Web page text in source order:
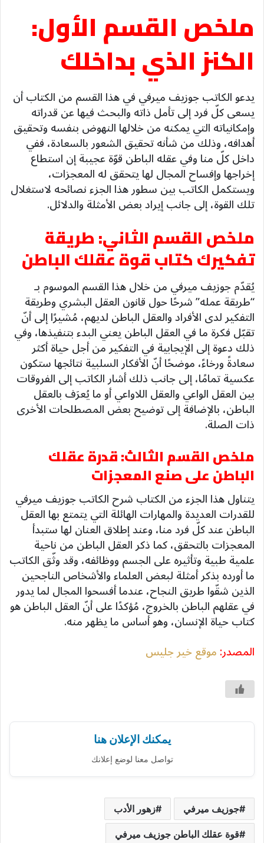
ملخص القسم الأول:
الكنز الذي بداخلك
يدعو الكاتب جوزيف ميرفي في هذا القسم من الكتاب أن
يسعى كلّ فرد إلى تأمل ذاته والبحث فيها عن قدراته
وإمكانياته التي يمكنه من خلالها النهوض بنفسه وتحقيق
أهدافه، وذلك من شأنه تحقيق الشعور بالسعادة، ففي
داخل كلّ منا وفي عقله الباطن قوّة عجيبة إن استطاع
إخراجها وإفساح المجال لها يتحقق له المعجزات،
ويستكمل الكاتب بين سطور هذا الجزء نصائحه لاستغلال
تلك القوة، إلى جانب إيراد بعض الأمثلة والدلائل.
ملخص القسم الثاني: طريقة
تفكيرك كتاب قوة عقلك الباطن
يُقدّم جوزيف ميرفي من خلال هذا القسم الموسوم بـ
“طريقة عمله” شرحًا حول قانون العقل البشري وطريقة
التفكير لدى الأفراد والعقل الباطن لديهم، مُشيرًا إلى أنّ
تقبّل فكرة ما في العقل الباطن يعني البدء بتنفيذها، وفي
ذلك دعوة إلى الإيجابية في التفكير من أجل حياة أكثر
سعادةً ورخاءً، موضحًا أنّ الأفكار السلبية نتائجها ستكون
عكسية تمامًا، إلى جانب ذلك أشار الكاتب إلى الفروقات
بين العقل الواعي والعقل اللاواعي أو ما يُعرَف بالعقل
الباطن، بالإضافة إلى توضيح بعض المصطلحات الأخرى
ذات الصلة.
ملخص القسم الثالث: قدرة عقلك
الباطن على صنع المعجزات
يتناول هذا الجزء من الكتاب شرح الكاتب جوزيف ميرفي
للقدرات العديدة والمهارات الهائلة التي يتمتع بها العقل
الباطن عند كلّ فرد منا، وعند إطلاق العنان لها ستبدأ
المعجزات بالتحقق، كما ذكر العقل الباطن من ناحية
علمية طبية وتأثيره على الجسم ووظائفه، وقد وثّق الكاتب
ما أورده بذكر أمثلة لبعض العلماء والأشخاص الناجحين
الذين شقّوا طريق النجاح، عندما أفسحوا المجال لما يدور
في عقلهم الباطن بالخروج، مُؤكدًا على أنّ العقل الباطن هو
كتاب حياة الإنسان، وهو أساس ما يظهر منه.
المصدر:موقع خير جليس
يمكنك الإعلان هنا
تواصل معنا لوضع إعلانك
جوزيف ميرفي زهور الأدب
قوة عقلك الباطن جوزيف ميرفي